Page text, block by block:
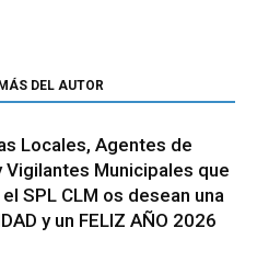
MÁS DEL AUTOR
Locales, Agentes de
Vigilantes Municipales que
SPL CLM os desean una
y un FELIZ AÑO 2026